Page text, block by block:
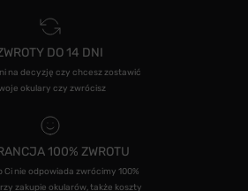
DO 14 DNI
na decyzję czy chcesz zostawić
okulary czy zwrócisz
100% ZWROTU
Ci nie odpowiada zwrócimy 100%
zakupie okularów, także koszty